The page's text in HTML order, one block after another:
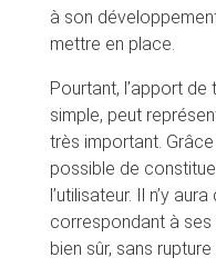
à son
mettre en place.
Pourtant, l’apport de
simple, peut
très important.
possible de
l’utilisateur. Il n’y
correspondant à
bien sûr, sans